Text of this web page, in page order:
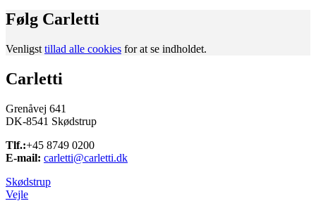
Følg Carletti
Venligst tillad alle cookies for at se indholdet.
Carletti
Grenåvej 641
DK-8541 Skødstrup
Tlf.:+45 8749 0200
E-mail: carletti@carletti.dk
Skødstrup
Vejle